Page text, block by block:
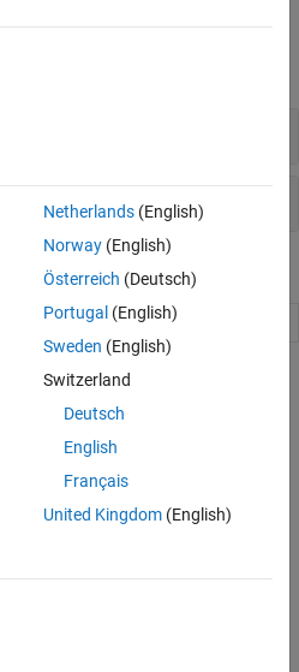
or solve equations in the Live Editor
sui problemi
Problem-Based
function in the problem-based
ricottura simulata
Local Minima
Netherlands(English)
Norway(English)
Österreich (Deutsch)
Portugal (English)
Sweden (English)
Switzerland
Deutsch
English
Français
United Kingdom(English)